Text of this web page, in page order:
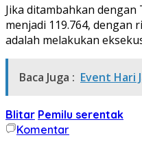
Jika ditambahkan
menjadi 119.764, dengan
adalah melakukan
Baca Juga : Event Hari
Blitar Pemilu serentak
Komentar